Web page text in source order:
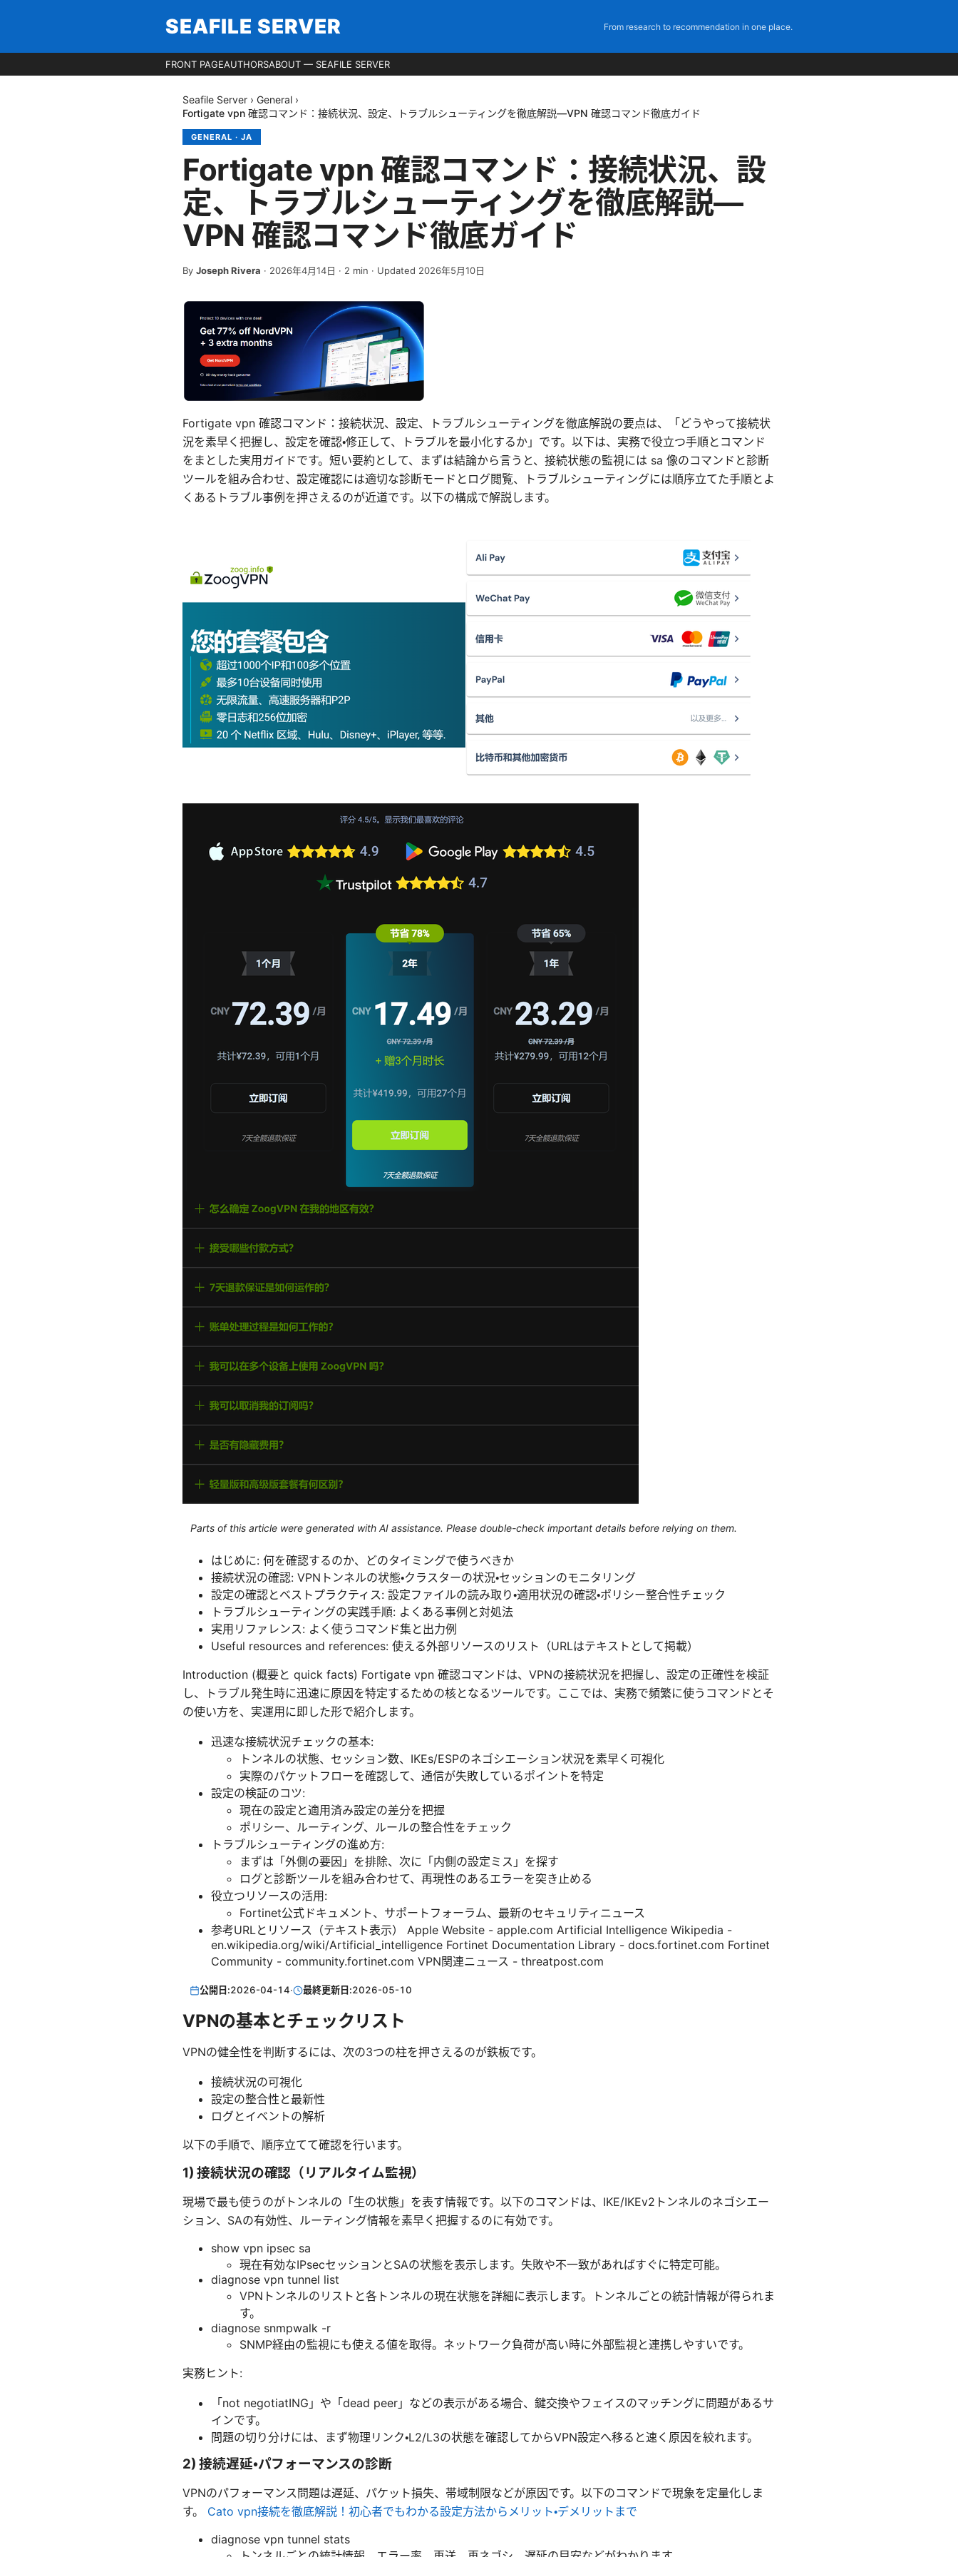
SEAFILE SERVER From research to recommendation in one place.
FRONT PAGEAUTHORSABOUT — SEAFILE SERVER
Seafile Server › General ›
Fortigate vpn 確認コマンド：接続状況、設定、トラブルシューティングを徹底解説—VPN 確認コマンド徹底ガイド
GENERAL · JA
Fortigate vpn 確認コマンド：接続状況、設
定、トラブルシューティングを徹底解説—
VPN 確認コマンド徹底ガイド
By Joseph Rivera · 2026年4月14日 · 2 min · Updated 2026年5月10日
Fortigate vpn 確認コマンド：接続状況、設定、トラブルシューティングを徹底解説の要点は、「どうやって接続状
況を素早く把握し、設定を確認・修正して、トラブルを最小化するか」です。以下は、実務で役立つ手順とコマンド
をまとした実用ガイドです。短い要約として、まずは結論から言うと、接続状態の監視には sa 像のコマンドと診断
ツールを組み合わせ、設定確認には適切な診断モードとログ閲覧、トラブルシューティングには順序立てた手順とよ
くあるトラブル事例を押さえるのが近道です。以下の構成で解説します。
Parts of this article were generated with AI assistance. Please double-check important details before relying on them.
はじめに: 何を確認するのか、どのタイミングで使うべきか
接続状況の確認: VPNトンネルの状態・クラスターの状況・セッションのモニタリング
設定の確認とベストプラクティス: 設定ファイルの読み取り・適用状況の確認・ポリシー整合性チェック
トラブルシューティングの実践手順: よくある事例と対処法
実用リファレンス: よく使うコマンド集と出力例
Useful resources and references: 使える外部リソースのリスト（URLはテキストとして掲載）
Introduction (概要と quick facts) Fortigate vpn 確認コマンドは、VPNの接続状況を把握し、設定の正確性を検証
し、トラブル発生時に迅速に原因を特定するための核となるツールです。ここでは、実務で頻繁に使うコマンドとそ
の使い方を、実運用に即した形で紹介します。
迅速な接続状況チェックの基本:
トンネルの状態、セッション数、IKEs/ESPのネゴシエーション状況を素早く可視化
実際のパケットフローを確認して、通信が失敗しているポイントを特定
設定の検証のコツ:
現在の設定と適用済み設定の差分を把握
ポリシー、ルーティング、ルールの整合性をチェック
トラブルシューティングの進め方:
まずは「外側の要因」を排除、次に「内側の設定ミス」を探す
ログと診断ツールを組み合わせて、再現性のあるエラーを突き止める
役立つリソースの活用:
Fortinet公式ドキュメント、サポートフォーラム、最新のセキュリティニュース
参考URLとリソース（テキスト表示） Apple Website - apple.com Artificial Intelligence Wikipedia -
en.wikipedia.org/wiki/Artificial_intelligence Fortinet Documentation Library - docs.fortinet.com Fortinet
Community - community.fortinet.com VPN関連ニュース - threatpost.com
公開日:2026-04-14· 最終更新日:2026-05-10
VPNの基本とチェックリスト
VPNの健全性を判断するには、次の3つの柱を押さえるのが鉄板です。
接続状況の可視化
設定の整合性と最新性
ログとイベントの解析
以下の手順で、順序立てて確認を行います。
1) 接続状況の確認（リアルタイム監視）
現場で最も使うのがトンネルの「生の状態」を表す情報です。以下のコマンドは、IKE/IKEv2トンネルのネゴシエー
ション、SAの有効性、ルーティング情報を素早く把握するのに有効です。
show vpn ipsec sa
現在有効なIPsecセッションとSAの状態を表示します。失敗や不一致があればすぐに特定可能。
diagnose vpn tunnel list
VPNトンネルのリストと各トンネルの現在状態を詳細に表示します。トンネルごとの統計情報が得られま
す。
diagnose snmpwalk -r
SNMP経由の監視にも使える値を取得。ネットワーク負荷が高い時に外部監視と連携しやすいです。
実務ヒント:
「not negotiatING」や「dead peer」などの表示がある場合、鍵交換やフェイスのマッチングに問題があるサ
インです。
問題の切り分けには、まず物理リンク・L2/L3の状態を確認してからVPN設定へ移ると速く原因を絞れます。
2) 接続遅延・パフォーマンスの診断
VPNのパフォーマンス問題は遅延、パケット損失、帯域制限などが原因です。以下のコマンドで現象を定量化しま
す。 Cato vpn接続を徹底解説！初心者でもわかる設定方法からメリット・デメリットまで
diagnose vpn tunnel stats